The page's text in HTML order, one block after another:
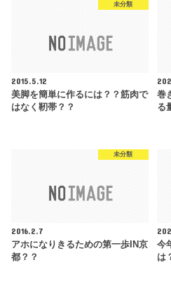
未分類
2015.5.12
美脚を簡単に作るには？？筋肉で
はなく靭帯？？
巻
る
未分類
2016.2.7
アホになりきるための第一歩IN京
都？？
今
は